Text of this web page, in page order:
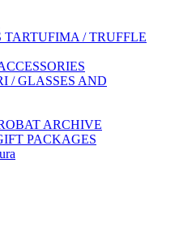
TARTUFIMA / TRUFFLE
/ GLASSES AND
ARCHIVE
PACKAGES